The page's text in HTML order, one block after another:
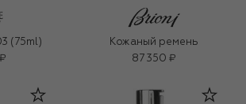
(75ml)
Кожаный ремень
87 350 ₽